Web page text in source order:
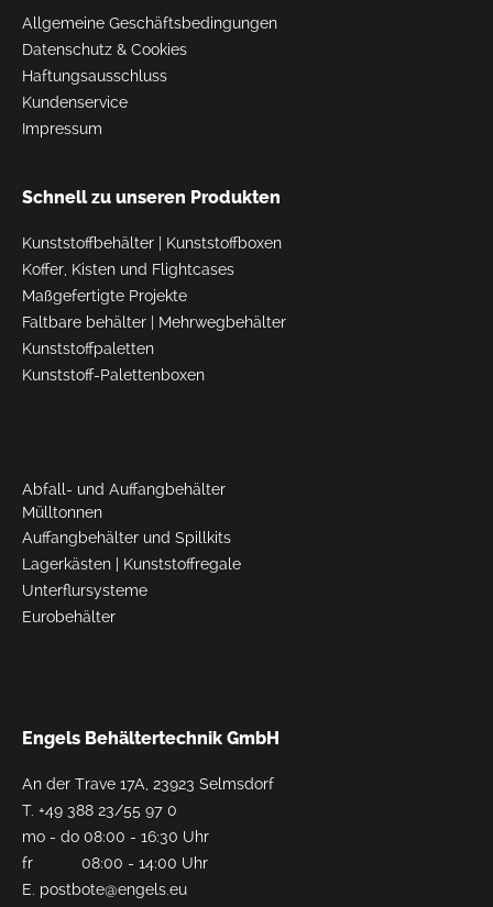
Allgemeine Geschäftsbedingungen
Datenschutz & Cookies
Haftungsausschluss
Kundenservice
Impressum
Schnell zu unseren Produkten
Kunststoffbehälter | Kunststoffboxen
Koffer, Kisten und Flightcases
Maßgefertigte Projekte
Faltbare behälter | Mehrwegbehälter
Kunststoffpaletten
Kunststoff-Palettenboxen
Abfall- und Auffangbehälter
Mülltonnen
Auffangbehälter und Spillkits
Lagerkästen | Kunststoffregale
Unterflursysteme
Eurobehälter
Engels Behältertechnik GmbH
An der Trave 17A, 23923 Selmsdorf
T. +49 388 23/55 97 0
mo - do 08:00 - 16:30 Uhr
fr 08:00 - 14:00 Uhr
E. postbote@engels.eu